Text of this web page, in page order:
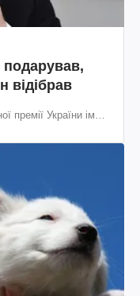
подарував,
відібрав
премії України ім.